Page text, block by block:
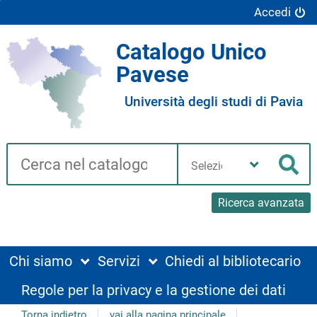
Accedi
Catalogo Unico
Pavese
Università degli studi di Pavia
Cerca su "Catalogo"
Ricerca avanzata
biblioteca
Chi siamo Servizi
Chiedi al bibliotecario
Regole per la privacy e la gestione dei dati